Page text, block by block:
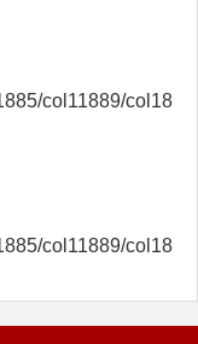
col11889/col18
col11889/col18